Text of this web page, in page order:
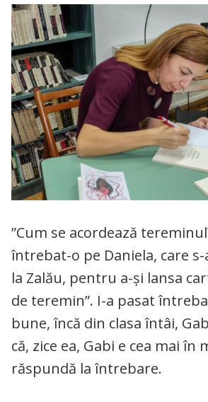
”Cum se acordează
întrebat-o pe Daniela, care
la Zalău, pentru a-și lansa
de teremin”. I-a pasat
bune, încă din clasa întâi,
că, zice ea, Gabi e cea mai în
răspundă la întrebare.